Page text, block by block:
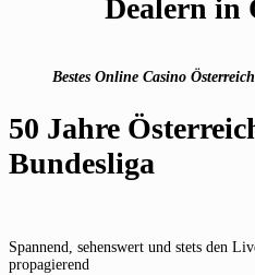
Dealern in
Bestes Online Casino
50 Jahre
Bundesliga
Spannend, sehenswert und stets den
propagierend